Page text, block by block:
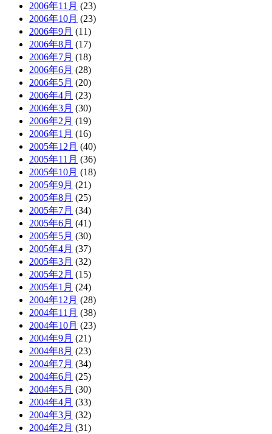
2006年11月 (23)
2006年10月 (23)
2006年9月 (11)
2006年8月 (17)
2006年7月 (18)
2006年6月 (28)
2006年5月 (20)
2006年4月 (23)
2006年3月 (30)
2006年2月 (19)
2006年1月 (16)
2005年12月 (40)
2005年11月 (36)
2005年10月 (18)
2005年9月 (21)
2005年8月 (25)
2005年7月 (34)
2005年6月 (41)
2005年5月 (30)
2005年4月 (37)
2005年3月 (32)
2005年2月 (15)
2005年1月 (24)
2004年12月 (28)
2004年11月 (38)
2004年10月 (23)
2004年9月 (21)
2004年8月 (23)
2004年7月 (34)
2004年6月 (25)
2004年5月 (30)
2004年4月 (33)
2004年3月 (32)
2004年2月 (31)